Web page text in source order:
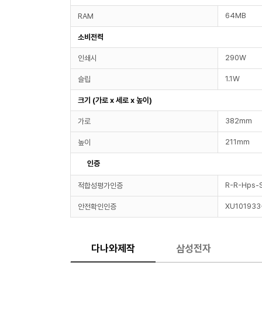
RAM 64MB
소비전력
인쇄시 290W
슬립 1.1W
크기 (가로 x 세로 x 높이)
가로 382mm
높이 211mm
인증
적합성평가인증 R-R-Hps-
안전확인인증
다나와제작 삼성전자